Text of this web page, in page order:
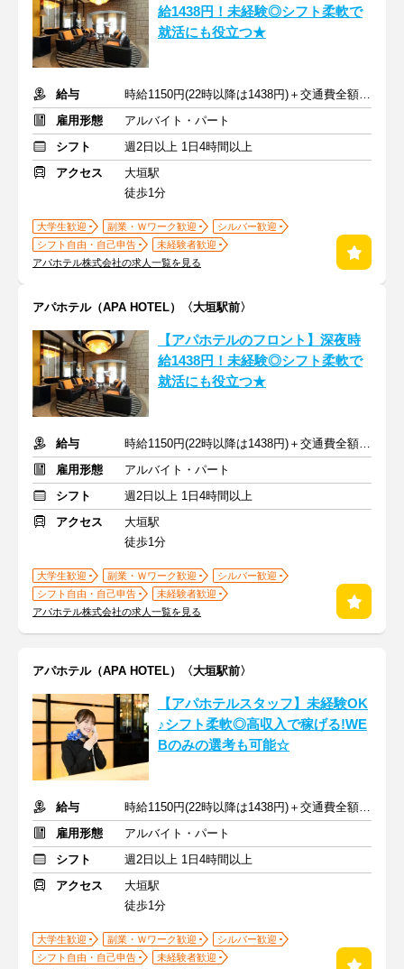
給1438円！未経験◎シフト柔軟で
就活にも役立つ★
給与
時給1150円(22時以降は1438円)＋交通費全額支給
雇用形態
アルバイト・パート
シフト
週2日以上 1日4時間以上
アクセス
大垣駅
徒歩1分
大学生歓迎 副業・Ｗワーク歓迎
シルバー歓迎
シフト自由・自己申告
未経験者歓迎
アパホテル株式会社の求人一覧を見る
アパホテル（APA HOTEL）〈大垣駅前〉
【アパホテルのフロント】深夜時
給1438円！未経験◎シフト柔軟で
就活にも役立つ★
給与
時給1150円(22時以降は1438円)＋交通費全額支給
雇用形態
アルバイト・パート
シフト
週2日以上 1日4時間以上
アクセス
大垣駅
徒歩1分
大学生歓迎 副業・Ｗワーク歓迎
シルバー歓迎
シフト自由・自己申告
未経験者歓迎
アパホテル株式会社の求人一覧を見る
アパホテル（APA HOTEL）〈大垣駅前〉
【アパホテルスタッフ】未経験OK
♪シフト柔軟◎高収入で稼げる!WE
Bのみの選考も可能☆
給与
時給1150円(22時以降は1438円)＋交通費全額支給
雇用形態
アルバイト・パート
シフト
週2日以上 1日4時間以上
アクセス
大垣駅
徒歩1分
大学生歓迎 副業・Ｗワーク歓迎
シルバー歓迎
シフト自由・自己申告
未経験者歓迎